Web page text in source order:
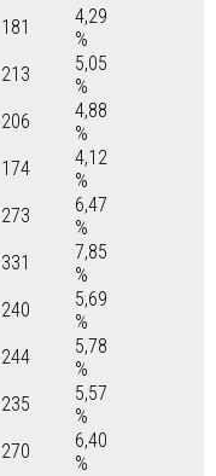
181
4,29
%
213
5,05
%
206
4,88
%
174
4,12
%
273
6,47
%
331
7,85
%
240
5,69
%
244
5,78
%
235
5,57
%
270
6,40
%